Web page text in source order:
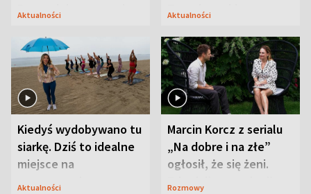
Przyrodnicy zwracają
Aktualności
Tarnobrzeskim
Aktualności
Kiedyś wydobywano tu
siarkę. Dziś to idealne
miejsce na
wypoczynek
Aktualności
Marcin Korcz z serialu
„Na dobre i na złe”
ogłosił, że się żeni.
Zdradził, co zmienił
Rozmowy